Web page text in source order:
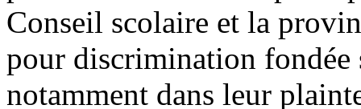
Conseil scolaire et la
pour discrimination
notamment dans leur